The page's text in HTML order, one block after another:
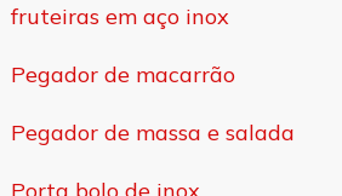
fruteiras em aço inox
Pegador de macarrão
Pegador de massa e salada